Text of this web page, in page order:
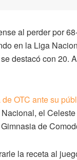
al perder por
en la Liga
destacó con 20.
el
de
la receta al